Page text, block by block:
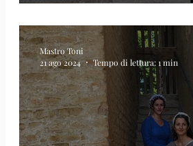
Mastro Toni
21 ago 2024
Tempo di lettura: 1 min